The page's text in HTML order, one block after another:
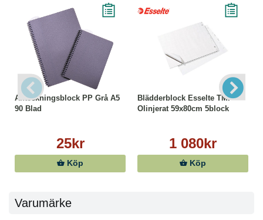
Anteckningsblock PP Grå A5
90 Blad
25kr
Köp
Blädderblock Esselte TMP
Olinjerat 59x80cm 5block
1 080kr
Köp
Varumärke